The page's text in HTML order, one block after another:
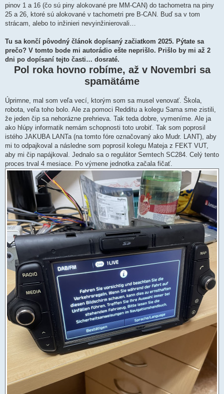
pinov 1 a 16 (čo sú piny alokované pre MM-CAN) do tachometra na piny
25 a 26, ktoré sú alokované v tachometri pre B-CAN. Buď sa v tom
strácam, alebo to inžinieri nevyinžinierovali…
Tu sa končí pôvodný článok dopísaný začiatkom 2025. Pýtate sa
prečo? V tomto bode mi autorádio ešte neprišlo. Prišlo by mi až 2
dni po dopísaní tejto časti… dosraté.
Pol roka hovno robíme, až v Novembri sa
spamätáme
Úprimne, mal som veľa vecí, ktorým som sa musel venovať. Škola,
robota, veľa toho bolo. Ale za pomoci Redditu a kolegu Sama sme zistili,
že jeden čip sa nehorázne prehrieva. Tak teda dobre, vymeníme. Ale ja
ako hlúpy informatik nemám schopnosti toto urobiť. Tak som poprosil
istého JAKUBA LANTa (na tomto fóre označovaný ako Mudr. LANT), aby
mi to odpajkoval a následne som poprosil kolegu Mateja z FEKT VUT,
aby mi čip napájkoval. Jednalo sa o regulátor Semtech SC284. Celý tento
proces trval 4 mesiace. Po výmene jednotka začala fičať.